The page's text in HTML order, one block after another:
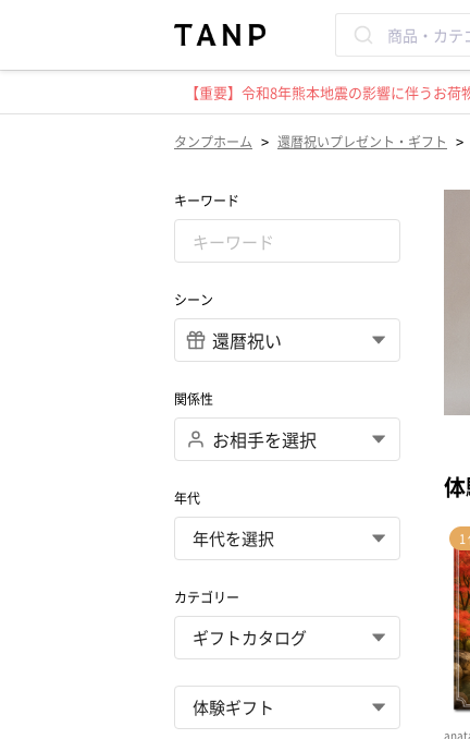
【重要】令和8年熊本地震の影響に伴うお
タンプホーム > 還暦祝いプレゼント・ギフト >
キーワード
シーン
関係性
年代
カテゴリー